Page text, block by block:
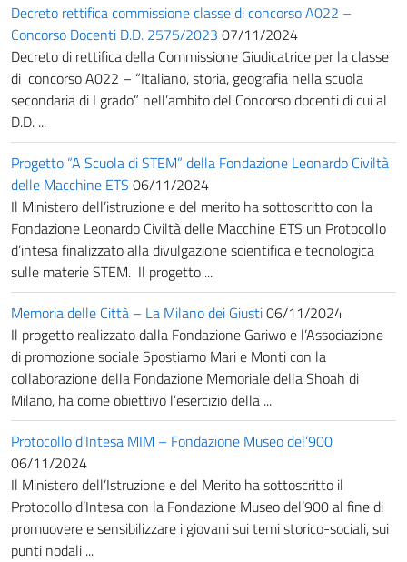
Decreto rettifica commissione classe di concorso A022 –
Concorso Docenti D.D. 2575/2023 07/11/2024
Decreto di rettifica della Commissione Giudicatrice per la classe
di concorso A022 – “Italiano, storia, geografia nella scuola
secondaria di I grado” nell’ambito del Concorso docenti di cui al
D.D. ...
Progetto “A Scuola di STEM” della Fondazione Leonardo Civiltà
delle Macchine ETS 06/11/2024
Il Ministero dell’istruzione e del merito ha sottoscritto con la
Fondazione Leonardo Civiltà delle Macchine ETS un Protocollo
d’intesa finalizzato alla divulgazione scientifica e tecnologica
sulle materie STEM. Il progetto ...
Memoria delle Città – La Milano dei Giusti06/11/2024
Il progetto realizzato dalla Fondazione Gariwo e l’Associazione
di promozione sociale Spostiamo Mari e Monti con la
collaborazione della Fondazione Memoriale della Shoah di
Milano, ha come obiettivo l’esercizio della ...
Protocollo d’Intesa MIM – Fondazione Museo del’900
06/11/2024
Il Ministero dell’Istruzione e del Merito ha sottoscritto il
Protocollo d’Intesa con la Fondazione Museo del’900 al fine di
promuovere e sensibilizzare i giovani sui temi storico-sociali, sui
punti nodali ...